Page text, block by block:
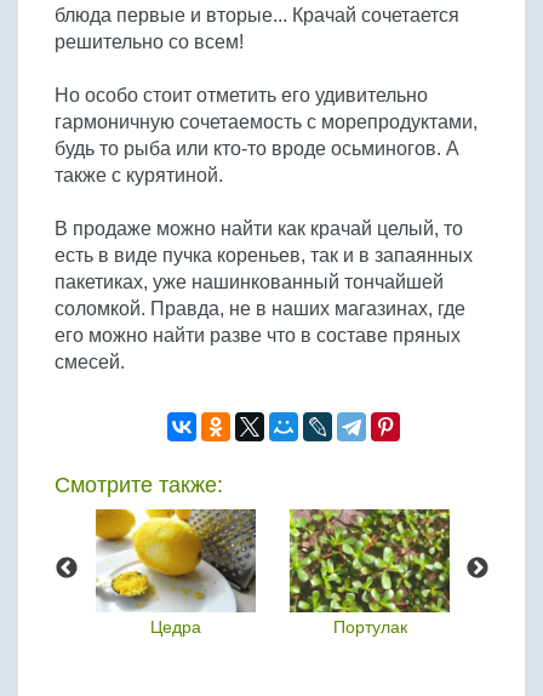
блюда первые и вторые... Крачай сочетается
решительно со всем!
Но особо стоит отметить его удивительно
гармоничную сочетаемость с морепродуктами,
будь то рыба или кто-то вроде осьминогов. А
также с курятиной.
В продаже можно найти как крачай целый, то
есть в виде пучка кореньев, так и в запаянных
пакетиках, уже нашинкованный тончайшей
соломкой. Правда, не в наших магазинах, где
его можно найти разве что в составе пряных
смесей.
Смотрите также:
Цедра Портулак